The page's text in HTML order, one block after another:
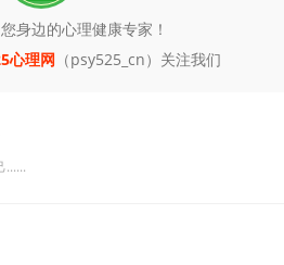
身边的心理健康专家！
心理网 （psy525_cn）关注我们
......